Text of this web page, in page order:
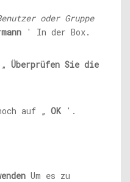
oder Gruppe
' In der Box.
Überprüfen Sie die
auf „ OK'.
Um es zu